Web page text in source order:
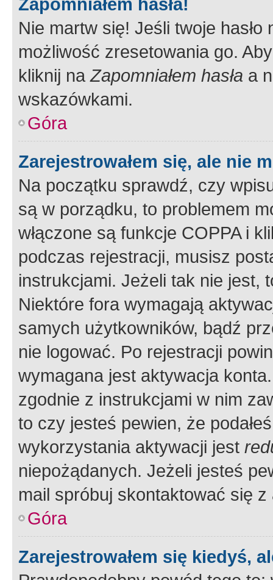
Nie martw się! Jeśli twoje
możliwość zresetowania go.
kliknij naZapomniałem hasła a
wskazówkami.
Góra
Zarejestrowałem się, ale nie
Na początku sprawdź, czy
są w porządku, to problemem
włączone są funkcje COPPA i
podczas rejestracji, musisz
instrukcjami. Jeżeli tak nie jest,
Niektóre fora wymagają
samych użytkowników, bądź
nie logować. Po rejestracji
wymagana jest aktywacja
zgodnie z instrukcjami w nim
to czy jesteś pewien, że
wykorzystania aktywacji jest
niepożądanych. Jeżeli jesteś
mail spróbuj skontaktować się
Góra
Zarejestrowałem się kiedyś,